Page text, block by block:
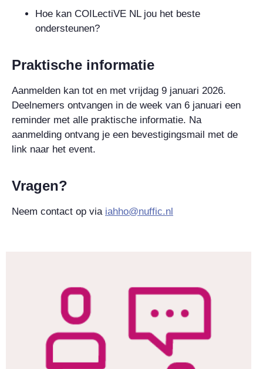
Hoe kan COILectiVE NL jou het beste
ondersteunen?
Praktische informatie
Aanmelden kan tot en met vrijdag 9 januari 2026.
Deelnemers ontvangen in de week van 6 januari een
reminder met alle praktische informatie. Na
aanmelding ontvang je een bevestigingsmail met de
link naar het event.
Vragen?
Neem contact op via iahho@nuffic.nl